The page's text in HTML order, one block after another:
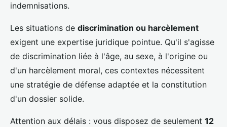
indemnisations.
Les situations de discrimination ou harcèlement
exigent une expertise juridique pointue. Qu'il s'agisse
de discrimination liée à l'âge, au sexe, à l'origine ou
d'un harcèlement moral, ces contextes nécessitent
une stratégie de défense adaptée et la constitution
d'un dossier solide.
Attention aux délais : vous disposez de seulement 12